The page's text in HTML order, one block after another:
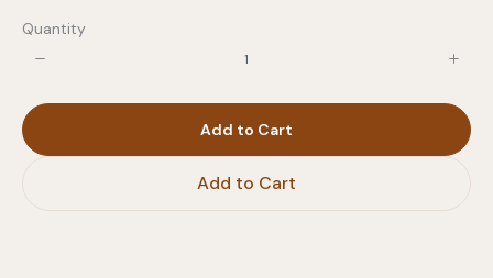
Quantity
Add to Cart
Add to Cart